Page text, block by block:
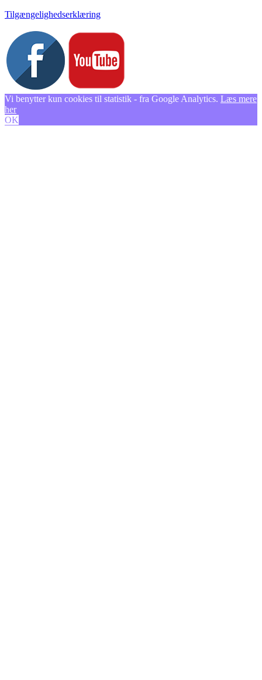
Tilgængelighedserklæring
Vi benytter kun cookies til statistik - fra Google Analytics. Læs mere
her
OK